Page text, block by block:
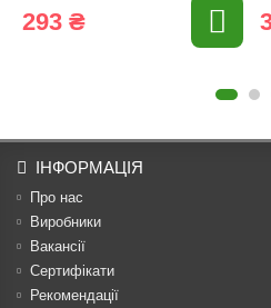
293 ₴
ІНФОРМАЦІЯ
Про нас
Виробники
Вакансії
Сертифікати
Рекомендації